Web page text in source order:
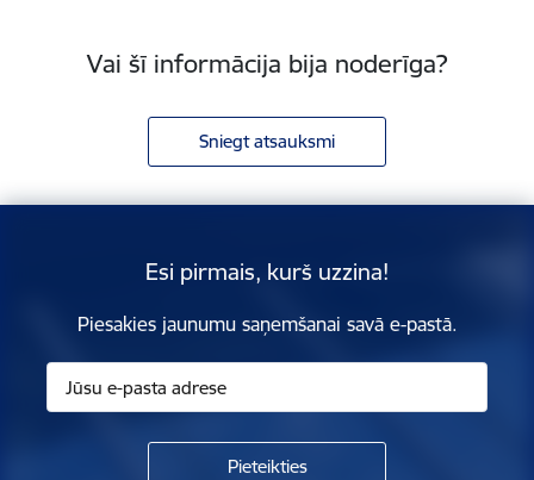
Vai šī informācija bija noderīga?
Sniegt atsauksmi
Esi pirmais, kurš uzzina!
Piesakies jaunumu saņemšanai savā e-pastā.